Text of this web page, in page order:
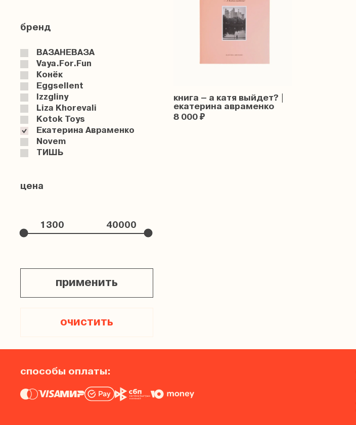
книга – а катя выйдет? |
екатерина авраменко
8 000 ₽
бренд
ВАЗАНЕВАЗА
Vaya.for.fun
Конёк
Eggsellent
Izzgliny
Liza Khorevali
Kotok Toys
Екатерина Авраменко
Novem
ТИШЬ
цена
применить
очистить
способы оплаты: